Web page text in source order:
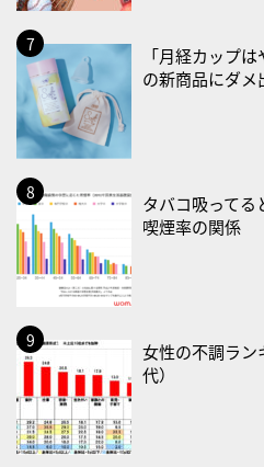
・健康増進普及月間
・歯ヂカラ探究月間
・職場の健康診断実施強化月間
・大腸がん検診の日
・防災の日
2026/09/02(水)
・がん征圧月間
・世界アルツハイマー月間
・健康増進普及月間
・歯ヂカラ探究月間
・職場の健康診断実施強化月間
2026/09/03(木)
・がん征圧月間
・世界アルツハイマー月間
「月経カップ
の新商品にダメ
タバコ吸ってる
喫煙率の関係
女性の不調ラン
代）